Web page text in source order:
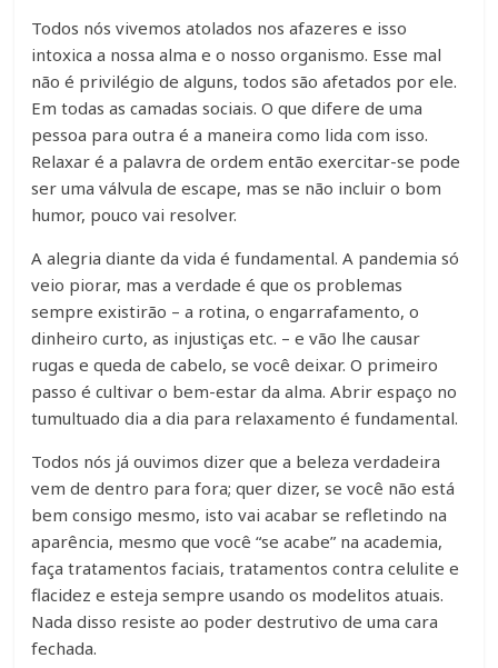
Todos nós vivemos atolados nos afazeres e isso
intoxica a nossa alma e o nosso organismo. Esse mal
não é privilégio de alguns, todos são afetados por ele.
Em todas as camadas sociais. O que difere de uma
pessoa para outra é a maneira como lida com isso.
Relaxar é a palavra de ordem então exercitar-se pode
ser uma válvula de escape, mas se não incluir o bom
humor, pouco vai resolver.
A alegria diante da vida é fundamental. A pandemia só
veio piorar, mas a verdade é que os problemas
sempre existirão – a rotina, o engarrafamento, o
dinheiro curto, as injustiças etc. – e vão lhe causar
rugas e queda de cabelo, se você deixar. O primeiro
passo é cultivar o bem-estar da alma. Abrir espaço no
tumultuado dia a dia para relaxamento é fundamental.
Todos nós já ouvimos dizer que a beleza verdadeira
vem de dentro para fora; quer dizer, se você não está
bem consigo mesmo, isto vai acabar se refletindo na
aparência, mesmo que você “se acabe” na academia,
faça tratamentos faciais, tratamentos contra celulite e
flacidez e esteja sempre usando os modelitos atuais.
Nada disso resiste ao poder destrutivo de uma cara
fechada.